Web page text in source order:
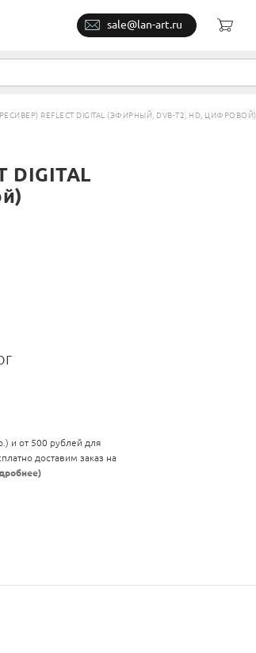
sale@lan-art.ru
REFLECT DIGITAL (ЭФИРНЫЙ, DVB-T2, HD, ЦИФРОВОЙ)
DIGITAL
и от 500 рублей для
доставим заказ на